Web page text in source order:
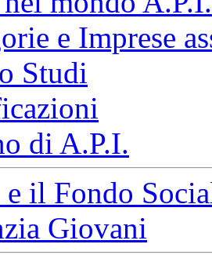
e Imprese
Studi
di A.P.I.
il Fondo
Giovani